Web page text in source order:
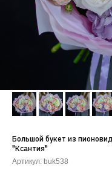
Большой букет из
"Ксантия"
Артикул: buk538